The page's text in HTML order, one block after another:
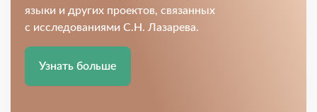
языки и других проектов, связанных
с исследованиями С.Н. Лазарева.
Узнать больше